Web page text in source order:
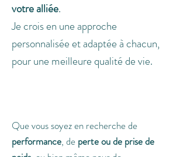
votre alliée.
Je crois en une approche
personnalisée et adaptée à chacun,
pour une meilleure qualité de vie.
Que vous soyez en recherche de
performance, de perte ou de prise de